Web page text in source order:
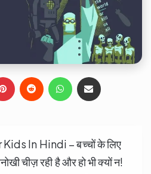
Pinterest
Reddit WhatsApp
In Hindi – बच्चों के लिए
चीज़ रही है और हो भी क्यों न!